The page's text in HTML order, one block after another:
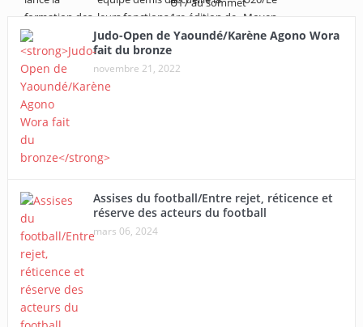
Judo-Open de Yaoundé/Karène Agono Wora
fait du bronze
novembre 21, 2022
Assises du football/Entre rejet, réticence et
réserve des acteurs du football
mars 06, 2024